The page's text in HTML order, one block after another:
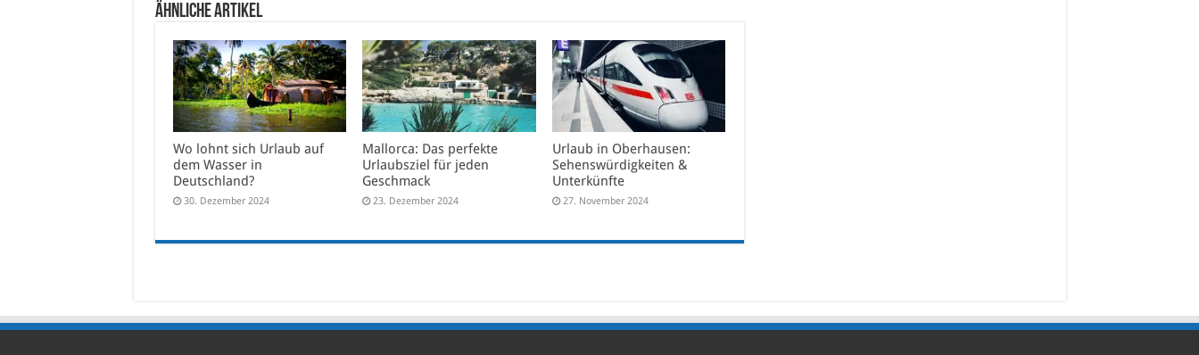
Ähnliche Artikel
Wo lohnt sich Urlaub auf
dem Wasser in
Deutschland?
30. Dezember 2024
Mallorca: Das perfekte
Urlaubsziel für jeden
Geschmack
23. Dezember 2024
Urlaub in Oberhausen:
Sehenswürdigkeiten &
Unterkünfte
27. November 2024